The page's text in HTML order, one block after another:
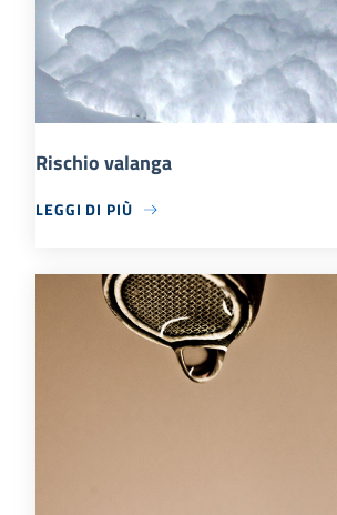
Rischio valanga
LEGGI DI PIÙ